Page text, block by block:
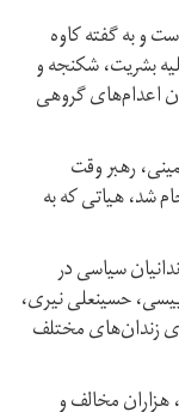
در سال ۶۷» بوده است و به گفته کاوه
بشریت،‌ شکنجه و
اعدام‌های گروهی
خمینی، رهبر وقت
شد، هیاتی که به
سیاسی در
رییسی، حسینعلی نیری،
زندان‌های مختلف